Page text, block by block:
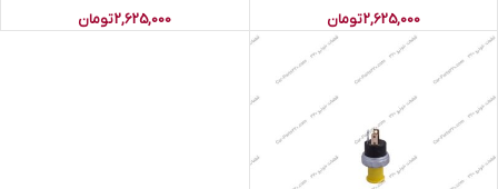
2,625,000تومان 2,625,000تومان